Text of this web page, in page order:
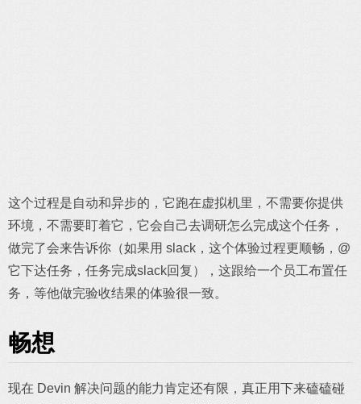
这个过程是自动和异步的，它跑在虚拟机里，不需要你提供
环境，不需要盯着它，它会自己去调研怎么完成这个任务，
做完了会来告诉你（如果用 slack，这个体验过程更顺畅，@
它下达任务，任务完成slack回复），这跟给一个员工布置任
务，等他做完验收结果的体验很一致。
畅想
现在 Devin 解决问题的能力肯定还有限，真正用下来磕磕碰